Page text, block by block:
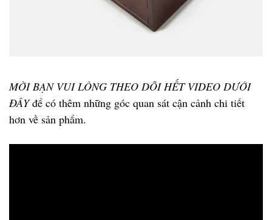
MỜI BẠN VUI LÒNG THEO DÕI HẾT VIDEO DƯỚI
ĐÂYđể có thêm những góc quan sát cận cảnh chi tiết
hơn về sản phẩm.